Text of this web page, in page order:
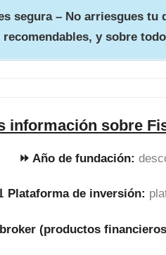
segura – No arriesgues
y sobre
información sobre
⏩ Año de fundación:
Plataforma de inversión:
(productos